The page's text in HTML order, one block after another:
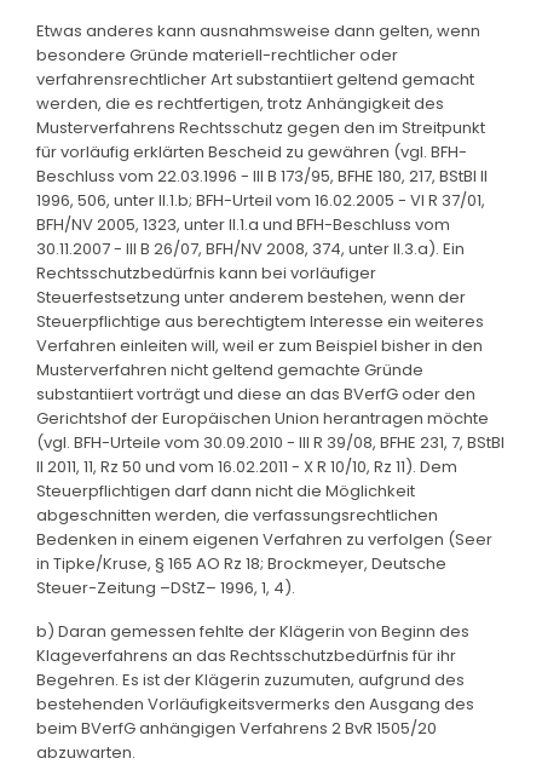
Etwas anderes kann ausnahmsweise dann gelten, wenn
besondere Gründe materiell-rechtlicher oder
verfahrensrechtlicher Art substantiiert geltend gemacht
werden, die es rechtfertigen, trotz Anhängigkeit des
Musterverfahrens Rechtsschutz gegen den im Streitpunkt
für vorläufig erklärten Bescheid zu gewähren (vgl. BFH-
Beschluss vom 22.03.1996 - III B 173/95, BFHE 180, 217, BStBl II
1996, 506, unter II.1.b; BFH-Urteil vom 16.02.2005 - VI R 37/01,
BFH/NV 2005, 1323, unter II.1.a und BFH-Beschluss vom
30.11.2007 - III B 26/07, BFH/NV 2008, 374, unter II.3.a). Ein
Rechtsschutzbedürfnis kann bei vorläufiger
Steuerfestsetzung unter anderem bestehen, wenn der
Steuerpflichtige aus berechtigtem Interesse ein weiteres
Verfahren einleiten will, weil er zum Beispiel bisher in den
Musterverfahren nicht geltend gemachte Gründe
substantiiert vorträgt und diese an das BVerfG oder den
Gerichtshof der Europäischen Union herantragen möchte
(vgl. BFH-Urteile vom 30.09.2010 - III R 39/08, BFHE 231, 7, BStBl
II 2011, 11, Rz 50 und vom 16.02.2011 - X R 10/10, Rz 11). Dem
Steuerpflichtigen darf dann nicht die Möglichkeit
abgeschnitten werden, die verfassungsrechtlichen
Bedenken in einem eigenen Verfahren zu verfolgen (Seer
in Tipke/Kruse, § 165 AO Rz 18; Brockmeyer, Deutsche
Steuer-Zeitung –DStZ– 1996, 1, 4).
b) Daran gemessen fehlte der Klägerin von Beginn des
Klageverfahrens an das Rechtsschutzbedürfnis für ihr
Begehren. Es ist der Klägerin zuzumuten, aufgrund des
bestehenden Vorläufigkeitsvermerks den Ausgang des
beim BVerfG anhängigen Verfahrens 2 BvR 1505/20
abzuwarten.